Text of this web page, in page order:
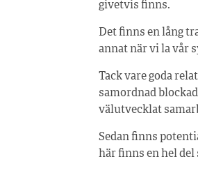
givetvis finns.
Det finns en lång
annat när vi la vår
Tack vare goda
samordnad
välutvecklat
Sedan finns
här finns en hel del